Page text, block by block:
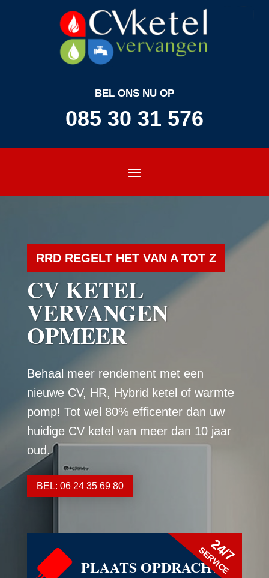
BEL ONS NU OP
085 30 31 576
RRD REGELT HET VAN A TOT Z
CV KETEL
VERVANGEN
OPMEER
Behaal meer rendement met een
nieuwe CV, HR, Hybrid ketel of warmte
pomp! Tot wel 80% efficenter dan uw
huidige CV ketel van meer dan 10 jaar
oud.
BEL: 06 24 35 69 80
PLAATS OPDRACHT
24/7
SERVICE